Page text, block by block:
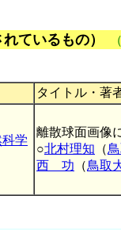
ているもの）
タイトル・著
学
離散球面画像
○北村理知 （
西 功 （鳥取